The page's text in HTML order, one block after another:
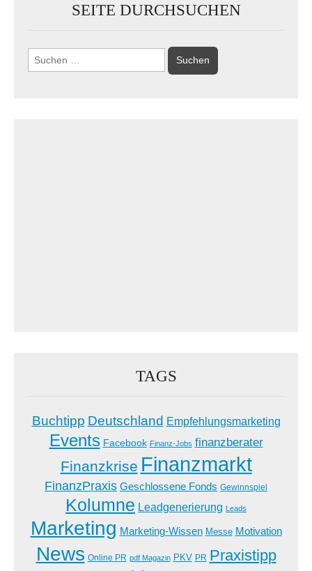
SEITE DURCHSUCHEN
Suchen
nach:
TAGS
Buchtipp Deutschland Empfehlungsmarketing
Events Facebook Finanz-Jobs finanzberater
Finanzkrise Finanzmarkt
FinanzPraxis Geschlossene Fonds Gewinnspiel
Kolumne Leadgenerierung Leads
Marketing Marketing-Wissen Messe Motivation
News Online PR pdf Magazin PKV PR Praxistipp